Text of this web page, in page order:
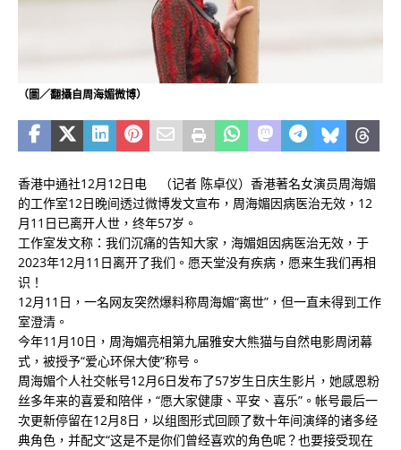
（圖／翻攝自周海媚微博）
香港中通社12月12日电 （记者 陈卓仪）香港著名女演员周海媚
的工作室12日晚间透过微博发文宣布，周海媚因病医治无效，12
月11日已离开人世，终年57岁。
工作室发文称：我们沉痛的告知大家，海媚姐因病医治无效，于
2023年12月11日离开了我们。愿天堂没有疾病，愿来生我们再相
识！
12月11日，一名网友突然爆料称周海媚“离世”，但一直未得到工作
室澄清。
今年11月10日，周海媚亮相第九届雅安大熊猫与自然电影周闭幕
式，被授予“爱心环保大使”称号。
周海媚个人社交帐号12月6日发布了57岁生日庆生影片，她感恩粉
丝多年来的喜爱和陪伴，“愿大家健康、平安、喜乐”。帐号最后一
次更新停留在12月8日，以组图形式回顾了数十年间演绎的诸多经
典角色，并配文“这是不是你们曾经喜欢的角色呢？也要接受现在